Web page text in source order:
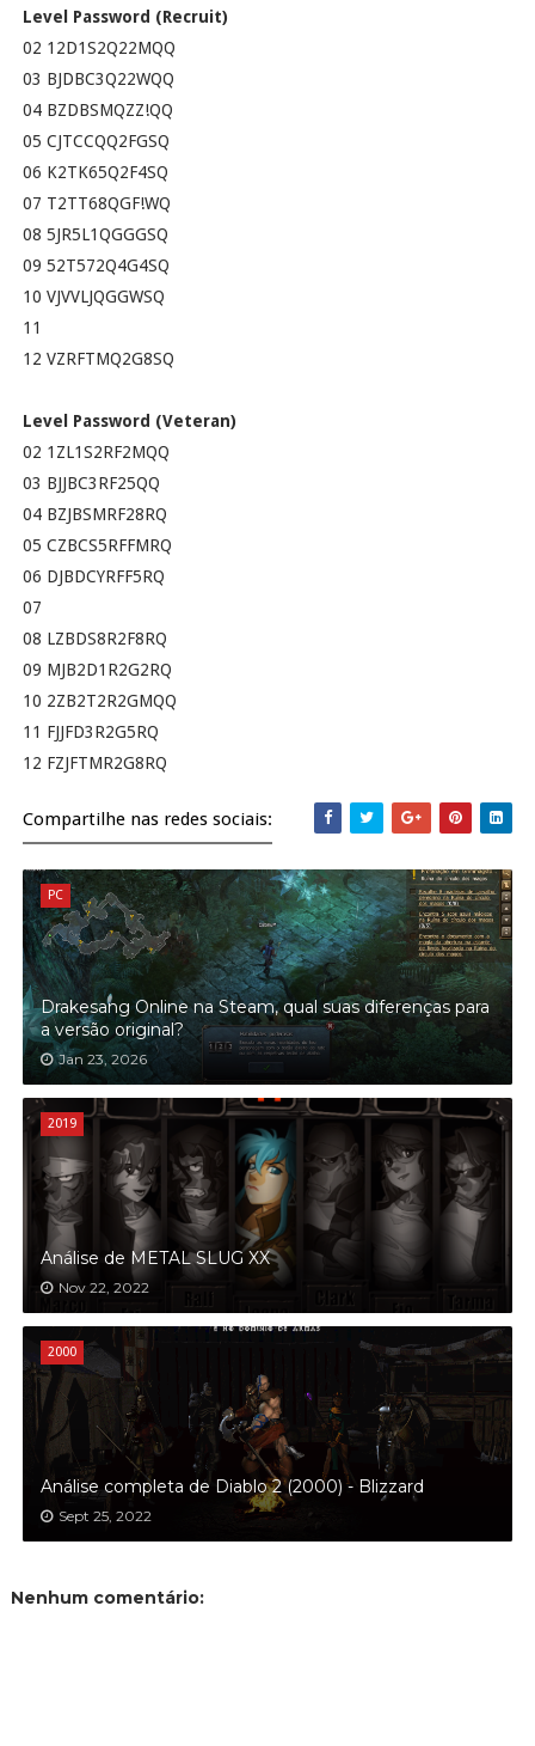
Level Password (Recruit)
02 12D1S2Q22MQQ
03 BJDBC3Q22WQQ
04 BZDBSMQZZ!QQ
05 CJTCCQQ2FGSQ
06 K2TK65Q2F4SQ
07 T2TT68QGF!WQ
08 5JR5L1QGGGSQ
09 52T572Q4G4SQ
10 VJVVLJQGGWSQ
11
12 VZRFTMQ2G8SQ
Level Password (Veteran)
02 1ZL1S2RF2MQQ
03 BJJBC3RF25QQ
04 BZJBSMRF28RQ
05 CZBCS5RFFMRQ
06 DJBDCYRFF5RQ
07
08 LZBDS8R2F8RQ
09 MJB2D1R2G2RQ
10 2ZB2T2R2GMQQ
11 FJJFD3R2G5RQ
12 FZJFTMR2G8RQ
Compartilhe nas redes sociais:
PC
Drakesang Online na Steam, qual suas diferenças para
a versão original?
Jan 23, 2026
2019
Análise de METAL SLUG XX
Nov 22, 2022
2000
Análise completa de Diablo 2 (2000) - Blizzard
Sept 25, 2022
Nenhum comentário: